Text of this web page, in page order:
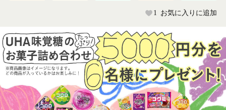
1 お気に入りに追加